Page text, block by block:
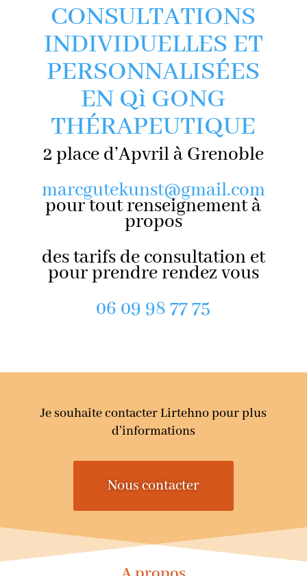
CONSULTATIONS
INDIVIDUELLES ET
PERSONNALISÉES
EN Qì GONG
THÉRAPEUTIQUE
2 place d’Apvril à Grenoble
marcgutekunst@gmail.com
pour tout renseignement à
propos
des tarifs de consultation et
pour prendre rendez vous
06 09 98 77 75
Je souhaite contacter Lirtehno pour plus
d’informations
Nous contacter